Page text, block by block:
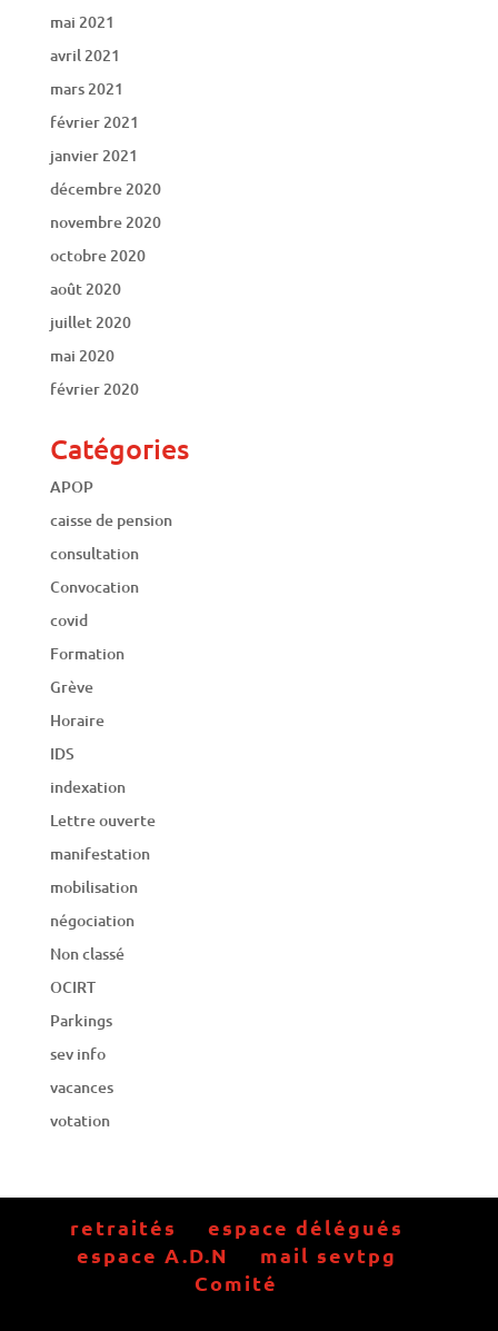
mai 2021
avril 2021
mars 2021
février 2021
janvier 2021
décembre 2020
novembre 2020
octobre 2020
août 2020
juillet 2020
mai 2020
février 2020
Catégories
APOP
caisse de pension
consultation
Convocation
covid
Formation
Grève
Horaire
IDS
indexation
Lettre ouverte
manifestation
mobilisation
négociation
Non classé
OCIRT
Parkings
sev info
vacances
votation
retraités
espace délégués
espace A.D.N
mail sevtpg
Comité